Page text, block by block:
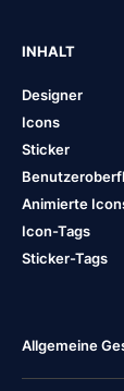
INHALT
Designer
Icons
Sticker
Animierte
Icon-Tags
Sticker-Tags
Allgemeine